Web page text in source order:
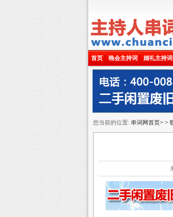
首页 晚会主持词 婚礼主持词
您当前的位置: 串词网首页> >